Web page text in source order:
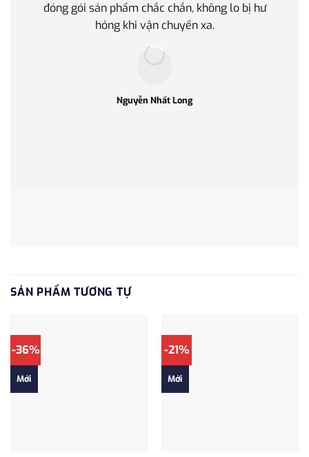
đóng gói sản phẩm chắc chắn, không lo bị hư
hỏng khi vận chuyển xa.
Nguyễn Nhất Long
SẢN PHẨM TƯƠNG TỰ
-36%
Mới
-21%
Mới